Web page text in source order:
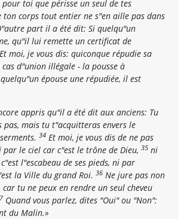
toi que périsse un seul de tes
ton corps tout entier ne s"en aille pas dans
part il a été dit: Si quelqu"un
qu"il lui remette un certificat de
Et moi, je vous dis: quiconque répudie sa
cas d"union illégale - la pousse à
épouse une répudiée, il est
appris qu"il a été dit aux anciens: Tu
mais tu t"acquitteras envers le
34 Et moi, je vous dis de ne pas
le ciel car c"est le trône de Dieu, 35 ni
l"escabeau de ses pieds, ni par
la Ville du grand Roi. 36 Ne jure pas non
tu ne peux en rendre un seul cheveu
Quand vous parlez, dites "Oui" ou "Non":
du Malin.»